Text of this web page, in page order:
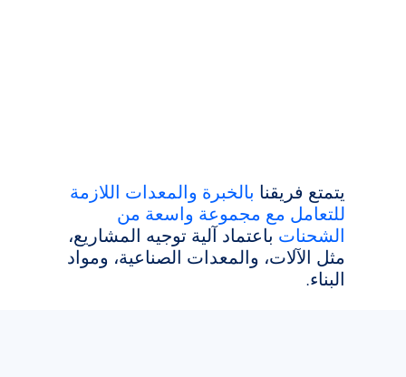
يتمتع فريقنا بالخبرة والمعدات اللازمة
للتعامل مع مجموعة واسعة من
الشحنات باعتماد آلية توجيه المشاريع،
مثل الآلات، والمعدات الصناعية، ومواد
البناء.